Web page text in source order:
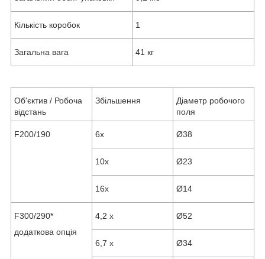
Кількість коробок 1
Загальна вага 41 кг
Об'єктив / Робоча
відстань
Збільшення
Діаметр робочого
поля
F200/190 6x Ø38
10x Ø23
16х Ø14
F300/290*
додаткова опція
4,2 x Ø52
6,7 x Ø34